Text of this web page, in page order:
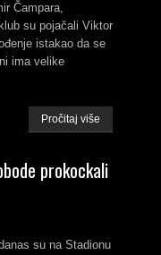
Čampara,
su pojačali Viktor
istakao da se
ima velike
Pročitaj više
prokockali
su na Stadionu